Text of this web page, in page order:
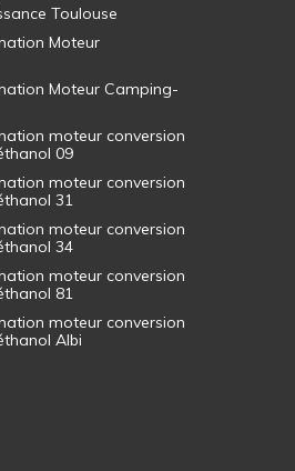
Toulouse
Moteur
Moteur Camping-
moteur conversion
09
moteur conversion
31
moteur conversion
34
moteur conversion
81
moteur conversion
Albi